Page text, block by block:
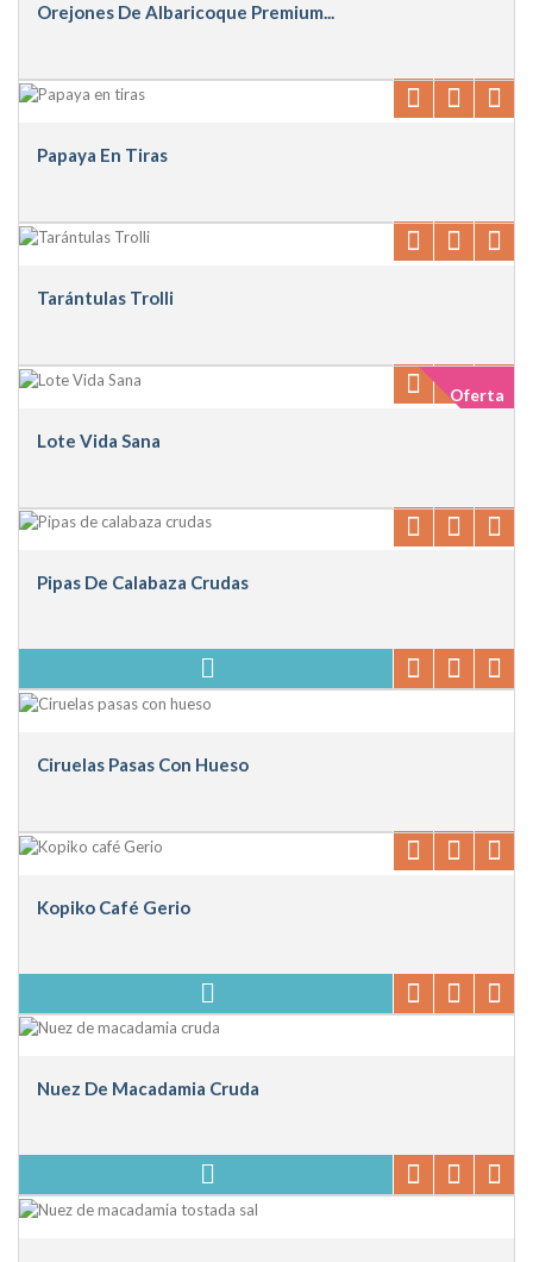
Orejones De Albaricoque Premium...
Papaya En Tiras
Tarántulas Trolli
Oferta
Lote Vida Sana
Pipas De Calabaza Crudas
Ciruelas Pasas Con Hueso
Kopiko Café Gerio
Nuez De Macadamia Cruda